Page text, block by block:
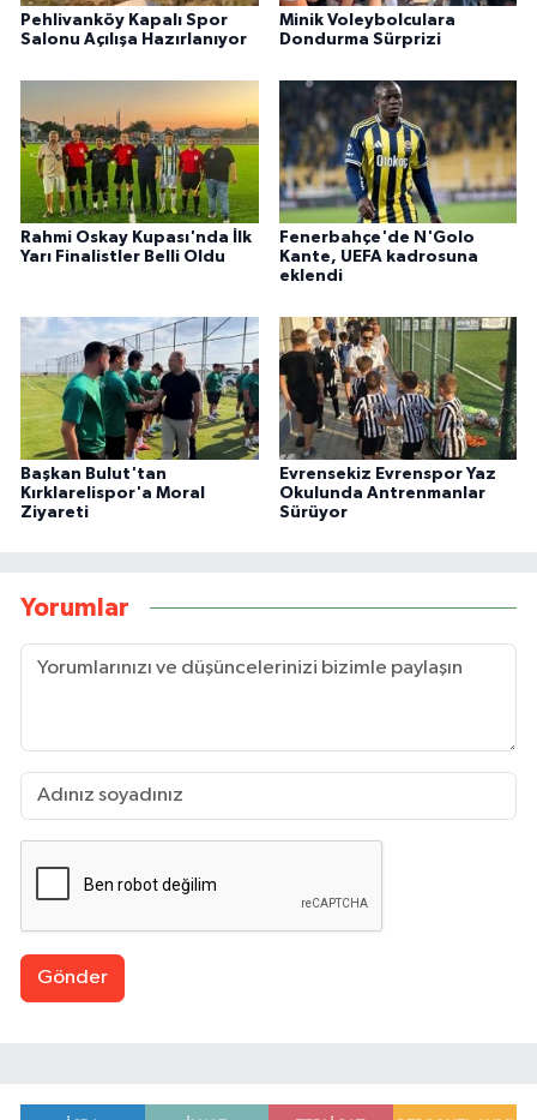
Pehlivanköy Kapalı Spor
Salonu Açılışa Hazırlanıyor
Minik Voleybolculara
Dondurma Sürprizi
Rahmi Oskay Kupası'nda İlk
Yarı Finalistler Belli Oldu
Fenerbahçe'de N'Golo
Kante, UEFA kadrosuna
eklendi
Başkan Bulut'tan
Kırklarelispor'a Moral
Ziyareti
Evrensekiz Evrenspor Yaz
Okulunda Antrenmanlar
Sürüyor
Yorumlar
Gönder